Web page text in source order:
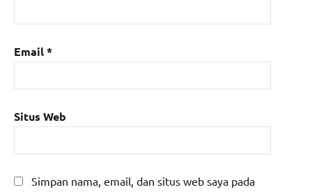
Email*
Situs Web
Simpan nama, email, dan situs web saya pada